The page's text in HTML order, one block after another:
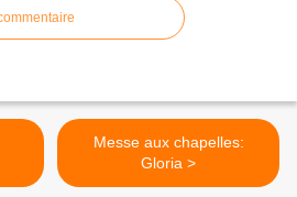
Messe aux chapelles:
Gloria >